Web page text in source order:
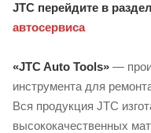
JTC перейдите в
автосервиса
«JTC Auto Tools» —
инструмента для
Вся продукция JTC
высококачественных